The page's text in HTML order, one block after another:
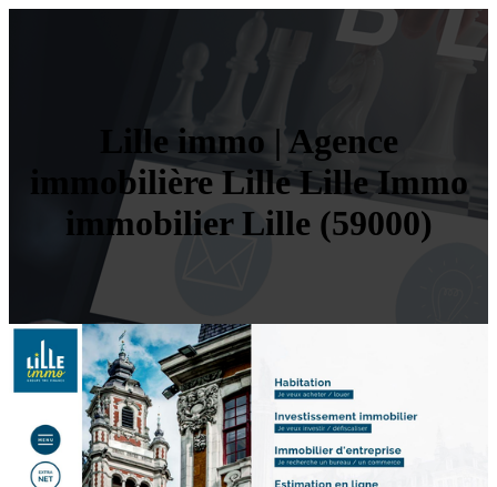
Lille immo | Agence
immobilière Lille Lille Immo
immobilier Lille (59000)